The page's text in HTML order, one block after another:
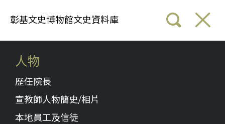
彰基文史博物館文史資料庫
人物
歷任院長
宣教師人物簡史/相片
本地員工及信徒